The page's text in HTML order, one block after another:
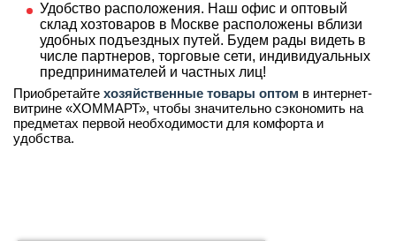
Удобство расположения. Наш офис и оптовый
склад хозтоваров в Москве расположены вблизи
удобных подъездных путей. Будем рады видеть в
числе партнеров, торговые сети, индивидуальных
предпринимателей и частных лиц!
Приобретайте хозяйственные товары оптом в интернет-
витрине «ХОММАРТ», чтобы значительно сэкономить на
предметах первой необходимости для комфорта и
удобства.